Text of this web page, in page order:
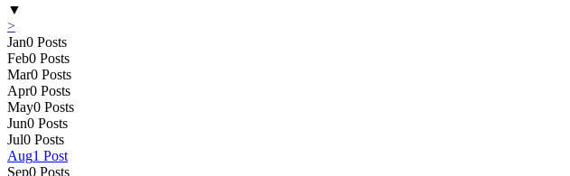
▼
>
Jan0 Posts
Feb0 Posts
Mar0 Posts
Apr0 Posts
May0 Posts
Jun0 Posts
Jul0 Posts
Aug1 Post
Sep0 Posts